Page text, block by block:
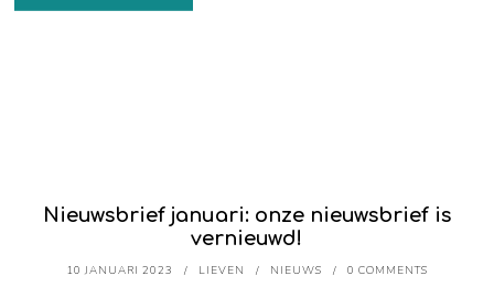
Nieuwsbrief januari: onze nieuwsbrief is
vernieuwd!
10 JANUARI 2023 LIEVEN NIEUWS 0 COMMENTS